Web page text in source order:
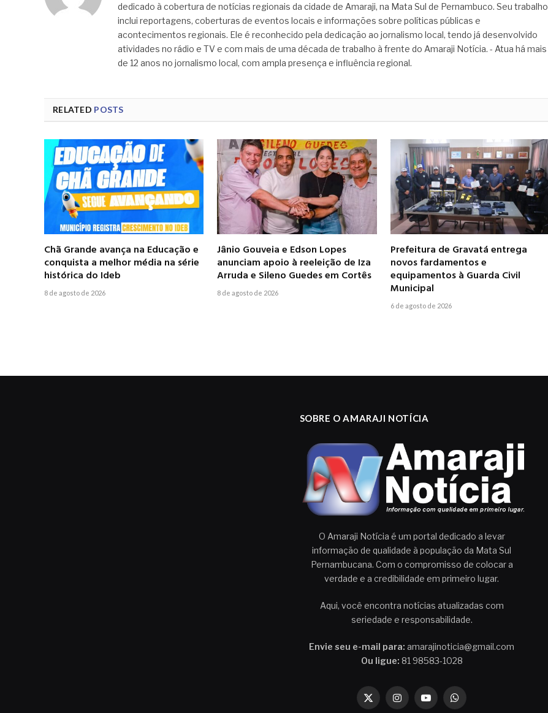
dedicado à cobertura de notícias regionais da cidade de Amaraji, na Mata Sul de Pernambuco. Seu trabalho
inclui reportagens, coberturas de eventos locais e informações sobre políticas públicas e
acontecimentos regionais. Ele é reconhecido pela dedicação ao jornalismo local, tendo já desenvolvido
atividades no rádio e TV e com mais de uma década de trabalho à frente do Amaraji Notícia. - Atua há mais
de 12 anos no jornalismo local, com ampla presença e influência regional.
RELATED POSTS
Chã Grande avança na Educação e
conquista a melhor média na série
histórica do Ideb
8 de agosto de 2026
Jânio Gouveia e Edson Lopes
anunciam apoio à reeleição de Iza
Arruda e Sileno Guedes em Cortês
8 de agosto de 2026
Prefeitura de Gravatá entrega
novos fardamentos e
equipamentos à Guarda Civil
Municipal
6 de agosto de 2026
SOBRE O AMARAJI NOTÍCIA
O Amaraji Notícia é um portal dedicado a levar
informação de qualidade à população da Mata Sul
Pernambucana. Com o compromisso de colocar a
verdade e a credibilidade em primeiro lugar.
Aqui, você encontra notícias atualizadas com
seriedade e responsabilidade.
Envie seu e-mail para: amarajinoticia@gmail.com
Ou ligue: 81 98583-1028
X
InstagramYouTubeWhatsApp